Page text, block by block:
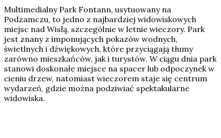
Multimedialny Park Fontann, usytuowany na
Podzamczu, to jedno z najbardziej widowiskowych
miejsc nad Wisłą, szczególnie w letnie wieczory. Park
jest znany z imponujących pokazów wodnych,
świetlnych i dźwiękowych, które przyciągają tłumy
zarówno mieszkańców, jak i turystów. W ciągu dnia park
stanowi doskonałe miejsce na spacer lub odpoczynek w
cieniu drzew, natomiast wieczorem staje się centrum
wydarzeń, gdzie można podziwiać spektakularne
widowiska.